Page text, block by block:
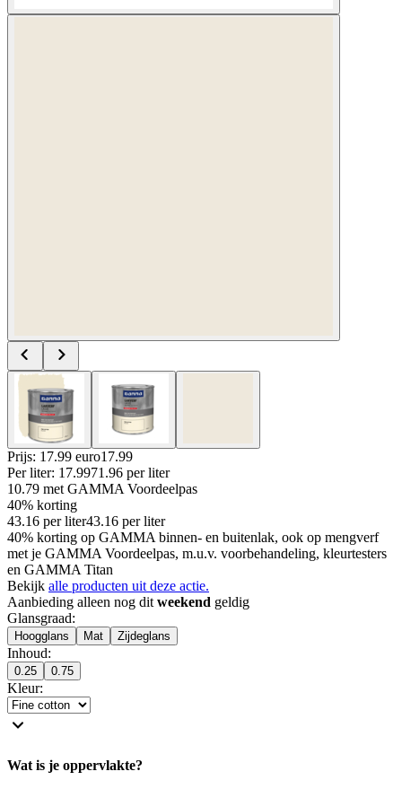
Prijs: 17.99 euro17.99
Per liter: 17.9971.96 per liter
10.79 met GAMMA Voordeelpas
40% korting
43.16 per liter43.16 per liter
40% korting op GAMMA binnen- en buitenlak, ook op mengverf
met je GAMMA Voordeelpas, m.u.v. voorbehandeling, kleurtesters
en GAMMA Titan
Bekijk alle producten uit deze actie.
Aanbieding alleen nog dit weekend geldig
Glansgraad:
Hoogglans Mat Zijdeglans
Inhoud:
0.25 0.75
Kleur:
Wat is je oppervlakte?